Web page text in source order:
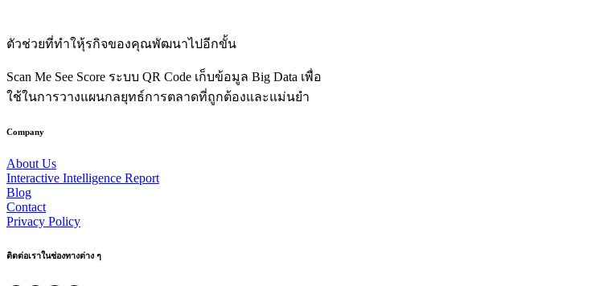
ตัวช่วยที่ทำใหุ้รกิจของคุณพัฒนาไปอีกขั้น
Scan Me See Score ระบบ QR Code เก็บข้อมูล Big Data เพื่อ
ใช้ในการวางแผนกลยุทธ์การตลาดที่ถูกต้องและแม่นยำ
Company
About Us
Interactive Intelligence Report
Blog
Contact
Privacy Policy
ติดต่อเราในช่องทางต่าง ๆ